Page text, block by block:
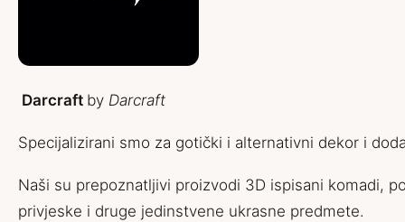
Darcraft by Darcraft
Specijalizirani smo za gotički i alternativni dekor i
Naši su prepoznatljivi proizvodi 3D ispisani komadi,
privjeske i druge jedinstvene ukrasne predmete.